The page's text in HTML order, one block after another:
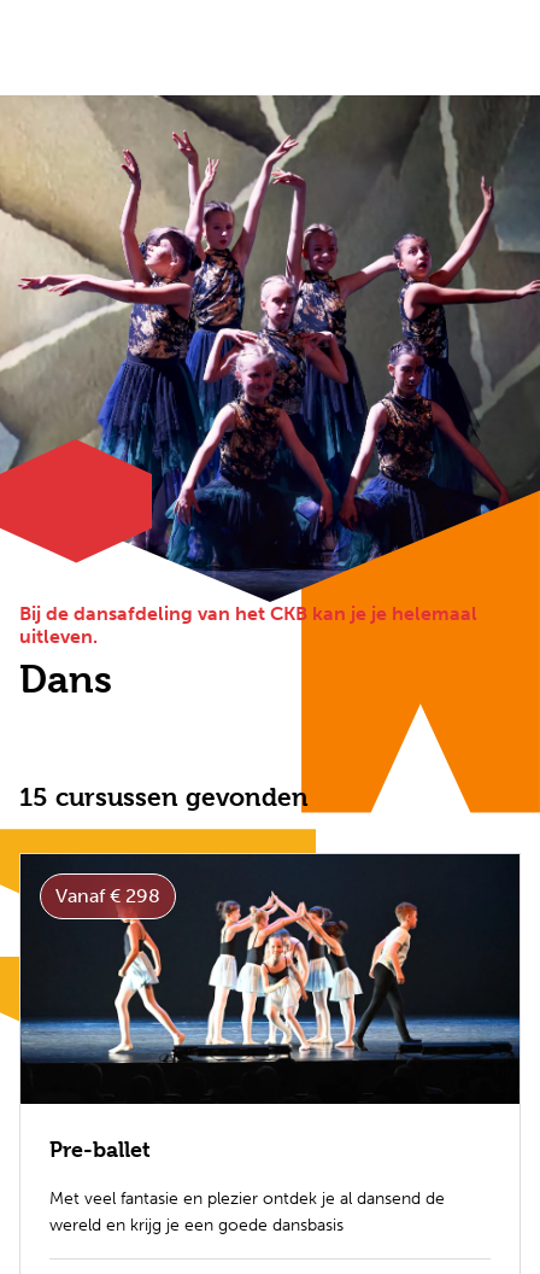
Bij de dansafdeling van het CKB kan je je helemaal
uitleven.
Dans
15 cursussen gevonden
Vanaf € 298
Pre-ballet
Met veel fantasie en plezier ontdek je al dansend de
wereld en krijg je een goede dansbasis